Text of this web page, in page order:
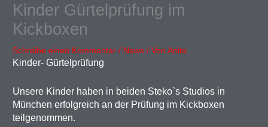
Kinder Gürtelprüfung im
Kickboxen
Schreibe einen Kommentar / News / VonAnita
Kinder- Gürtelprüfung
Unsere Kinder haben in beiden Steko`s Studios in
München erfolgreich an der Prüfung im Kickboxen
teilgenommen.